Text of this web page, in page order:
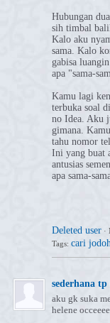
Hubungan
sih timbal
Kalo aku
sama. Kalo
gabisa
apa "sama-
Kamu lagi
terbuka soal
no Idea. Aku
gimana.
tahu nomor
Ini yang buat
antusias
apa sama-
Deleted user ·
Tags: cari jodoh
sederhana
aku gk suka
helene